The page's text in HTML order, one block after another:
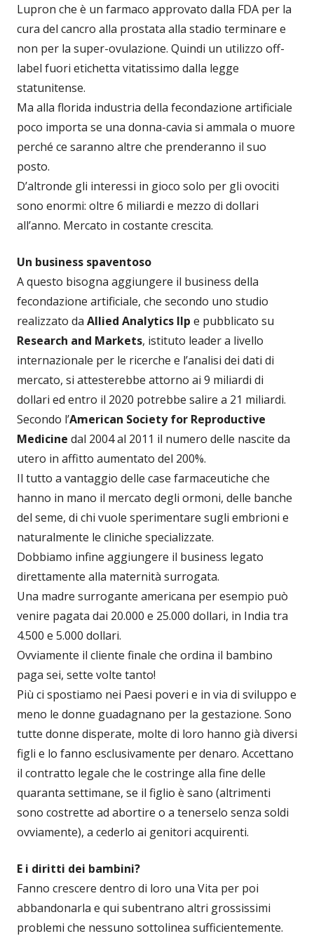
Lupron che è un farmaco approvato dalla FDA per la
cura del cancro alla prostata alla stadio terminare e
non per la super-ovulazione. Quindi un utilizzo off-
label fuori etichetta vitatissimo dalla legge
statunitense.
Ma alla florida industria della fecondazione artificiale
poco importa se una donna-cavia si ammala o muore
perché ce saranno altre che prenderanno il suo
posto.
D’altronde gli interessi in gioco solo per gli ovociti
sono enormi: oltre 6 miliardi e mezzo di dollari
all’anno. Mercato in costante crescita.
Un business spaventoso
A questo bisogna aggiungere il business della
fecondazione artificiale, che secondo uno studio
realizzato da Allied Analytics llp e pubblicato su
Research and Markets, istituto leader a livello
internazionale per le ricerche e l’analisi dei dati di
mercato, si attesterebbe attorno ai 9 miliardi di
dollari ed entro il 2020 potrebbe salire a 21 miliardi.
Secondo l’American Society for Reproductive
Medicine dal 2004 al 2011 il numero delle nascite da
utero in affitto aumentato del 200%.
Il tutto a vantaggio delle case farmaceutiche che
hanno in mano il mercato degli ormoni, delle banche
del seme, di chi vuole sperimentare sugli embrioni e
naturalmente le cliniche specializzate.
Dobbiamo infine aggiungere il business legato
direttamente alla maternità surrogata.
Una madre surrogante americana per esempio può
venire pagata dai 20.000 e 25.000 dollari, in India tra
4.500 e 5.000 dollari.
Ovviamente il cliente finale che ordina il bambino
paga sei, sette volte tanto!
Più ci spostiamo nei Paesi poveri e in via di sviluppo e
meno le donne guadagnano per la gestazione. Sono
tutte donne disperate, molte di loro hanno già diversi
figli e lo fanno esclusivamente per denaro. Accettano
il contratto legale che le costringe alla fine delle
quaranta settimane, se il figlio è sano (altrimenti
sono costrette ad abortire o a tenerselo senza soldi
ovviamente), a cederlo ai genitori acquirenti.
E i diritti dei bambini?
Fanno crescere dentro di loro una Vita per poi
abbandonarla e qui subentrano altri grossissimi
problemi che nessuno sottolinea sufficientemente.